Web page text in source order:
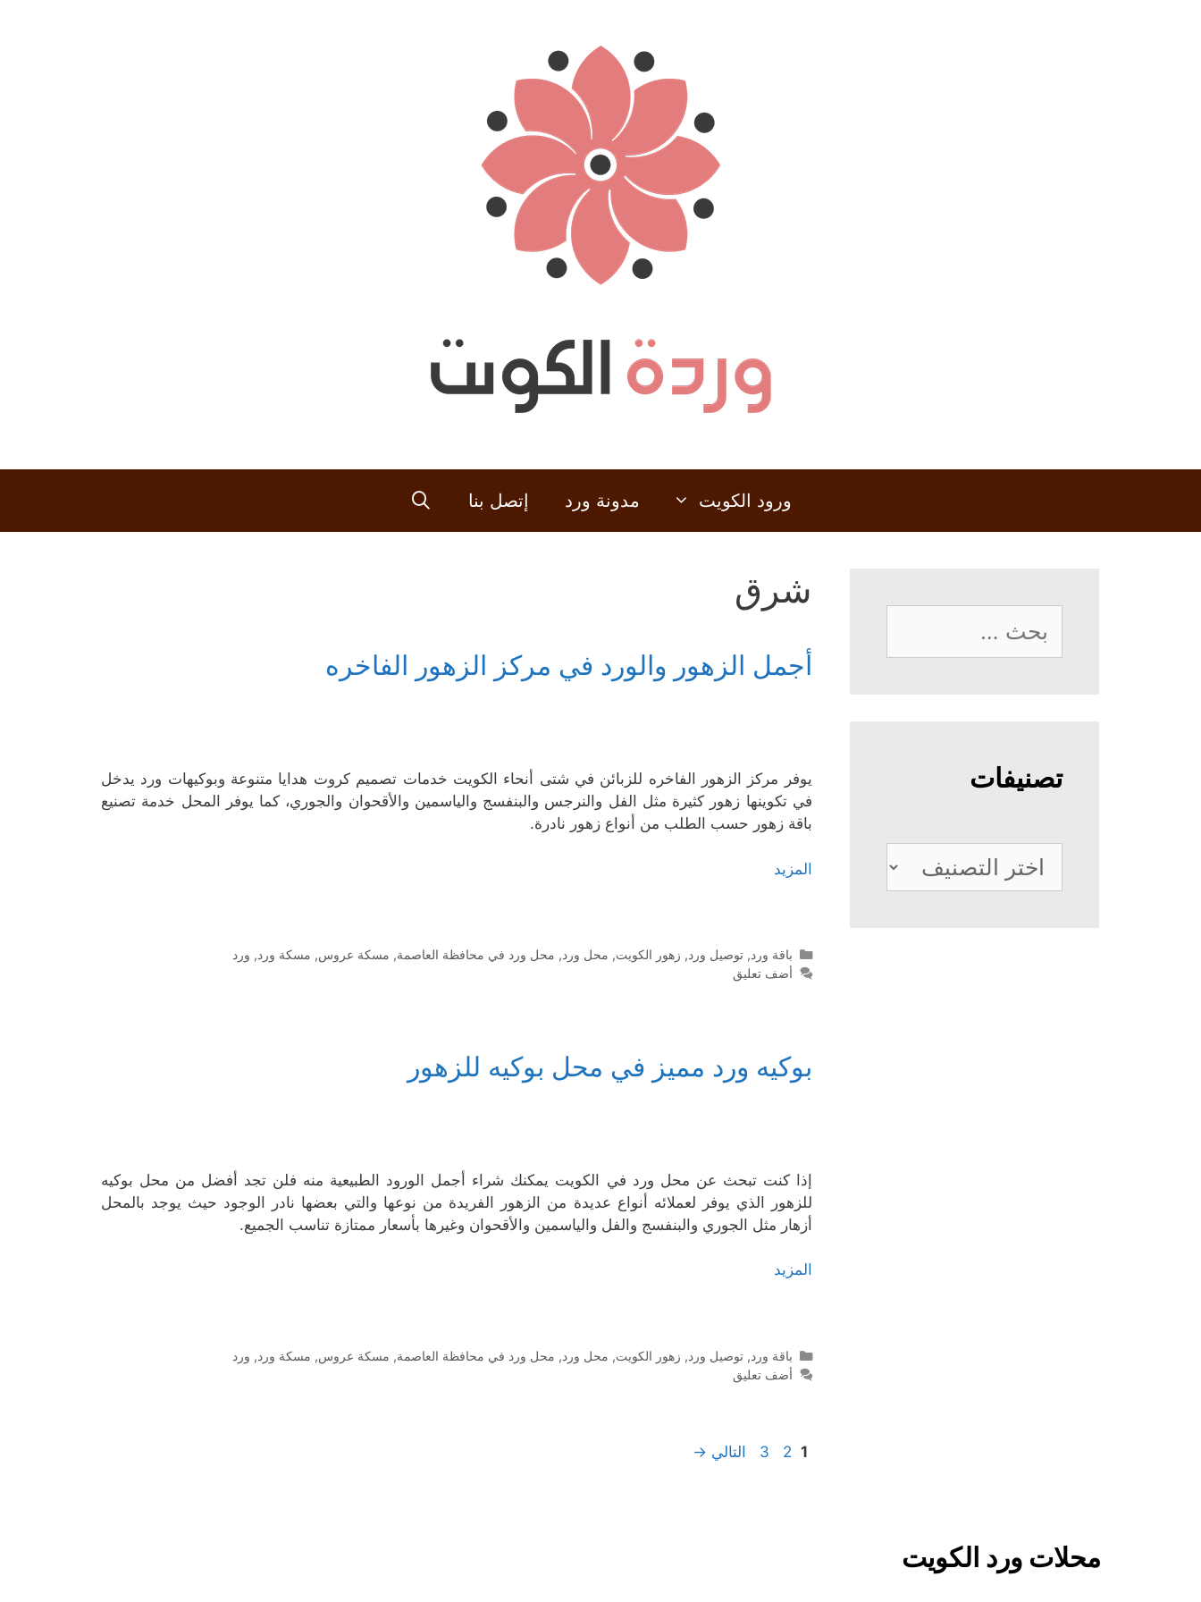
ورود الكويت مدونة ورد إتصل بنا
شرق
أجمل الزهور والورد في مركز الزهور الفاخره
يوفر مركز الزهور الفاخره للزبائن في شتى أنحاء الكويت خدمات تصميم كروت هدايا متنوعة وبوكيهات ورد يدخل
في تكوينها زهور كثيرة مثل الفل والنرجس والبنفسج والياسمين والأقحوان والجوري، كما يوفر المحل خدمة تصنيع
باقة زهور حسب الطلب من أنواع زهور نادرة.
المزيد
التصنيفات
باقة ورد, توصيل ورد, زهور الكويت, محل ورد, محل ورد في محافظة العاصمة, مسكة عروس, مسكة ورد, ورد
أضف تعليق
بوكيه ورد مميز في محل بوكيه للزهور
إذا كنت تبحث عن محل ورد في الكويت يمكنك شراء أجمل الورود الطبيعية منه فلن تجد أفضل من محل بوكيه
للزهور الذي يوفر لعملائه أنواع عديدة من الزهور الفريدة من نوعها والتي بعضها نادر الوجود حيث يوجد بالمحل
أزهار مثل الجوري والبنفسج والفل والياسمين والأقحوان وغيرها بأسعار ممتازة تناسب الجميع.
المزيد
التصنيفات
باقة ورد, توصيل ورد, زهور الكويت, محل ورد, محل ورد في محافظة العاصمة, مسكة عروس, مسكة ورد, ورد
أضف تعليق
Page
1
Page
2
Page
3 التالي →
البحث
عن:
تصنيفات
تصنيفات
محلات ورد الكويت